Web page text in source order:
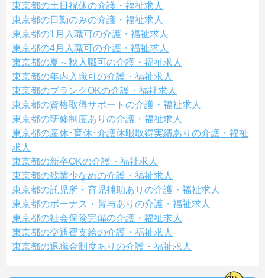
東京都の土日祝休の介護・福祉求人
東京都の日勤のみの介護・福祉求人
東京都の1月入職可の介護・福祉求人
東京都の4月入職可の介護・福祉求人
東京都の夏～秋入職可の介護・福祉求人
東京都の年内入職可の介護・福祉求人
東京都のブランクOKの介護・福祉求人
東京都の資格取得サポートの介護・福祉求人
東京都の研修制度ありの介護・福祉求人
東京都の産休･育休･介護休暇取得実績ありの介護・福祉
求人
東京都の新卒OKの介護・福祉求人
東京都の残業少なめの介護・福祉求人
東京都の託児所・育児補助ありの介護・福祉求人
東京都のボーナス・賞与ありの介護・福祉求人
東京都の社会保険完備の介護・福祉求人
東京都の交通費支給の介護・福祉求人
東京都の退職金制度ありの介護・福祉求人